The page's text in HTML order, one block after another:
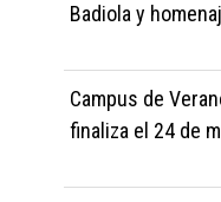
Badiola y
Campus de
finaliza el 24 de